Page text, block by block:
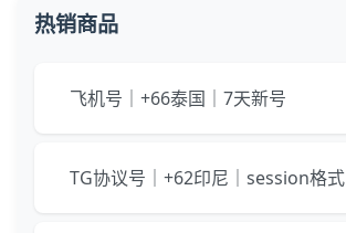
热销商品
飞机号｜+66泰国｜7天新号
TG协议号｜+62印尼｜session格式